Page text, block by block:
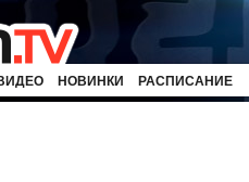
НОВИНКИ РАСПИСАНИЕ